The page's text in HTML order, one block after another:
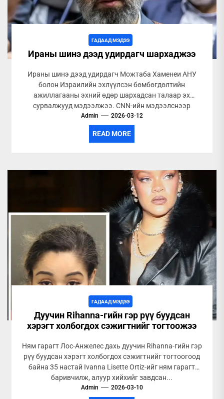
ГАДААД МЭДЭЭ
Ираны шинэ дээд удирдагч шархаджээ
Ираны шинэ дээд удирдагч Можтаба Хаменеи АНУ
болон Израилийн эхлүүлсэн бөмбөгдөлтийн
ажиллагааны эхний өдөр шархадсан талаар эх
сурвалжууд мэдээлжээ. CNN-ийн мэдээлснээр
тэрээр хөлийн яс хугарч,...
Admin 2026-03-12
READ MORE
ГАДААД МЭДЭЭ
Дуучин Rihanna-гийн гэр рүү буудсан
хэрэгт холбогдох сэжигтнийг тогтоожээ
Ням гарагт Лос-Анжелес дахь дуучин Rihanna-гийн гэр
рүү буудсан хэрэгт холбогдох сэжигтнийг тогтоогоод
байна 35 настай Ivanna Lisette Ortiz-ийг ням гарагт
баривчилж, алуур хийхийг завдсан...
Admin 2026-03-10